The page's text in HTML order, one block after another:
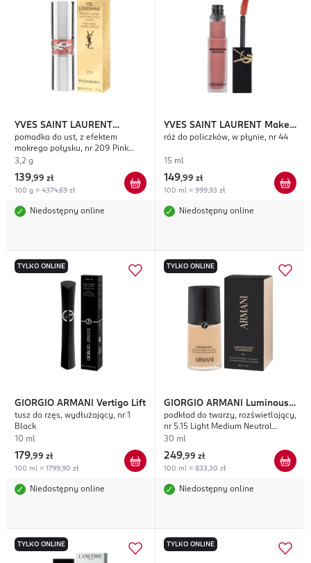
YVES SAINT LAURENT
Loveshine
pomadka do ust, z efektem
mokrego połysku, nr 209 Pink
Desire
3,2 g
139,99 zł
100 g = 4374,69 zł
Niedostępny online
YVES SAINT LAURENT Make
Me Blush
róż do policzków, w płynie, nr 44
15 ml
149,99 zł
100 ml = 999,93 zł
Niedostępny online
TYLKO ONLINE
GIORGIO ARMANI Vertigo Lift
tusz do rzęs, wydłużający, nr 1
Black
10 ml
179,99 zł
100 ml = 1799,90 zł
Niedostępny online
TYLKO ONLINE
GIORGIO ARMANI
Luminous
Silk
podkład do twarzy, rozświetlający,
nr 5.15 Light Medium Neutral
Golden
30 ml
249,99 zł
100 ml = 833,30 zł
Niedostępny online
TYLKO ONLINE TYLKO ONLINE